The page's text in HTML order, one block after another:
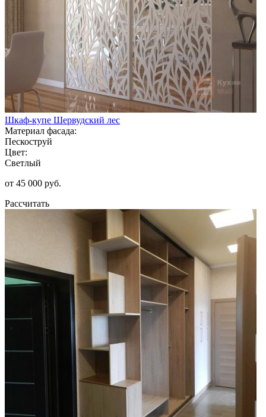
Шкаф-купе Шервудский лес
Материал фасада:
Пескоструй
Цвет:
Светлый
от 45 000 руб.
Рассчитать